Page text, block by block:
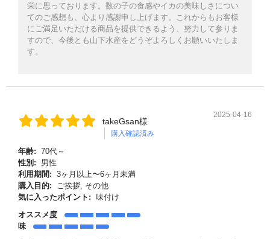
栄に思っております。数の子の食感やイカの美味しさについ
てのご感想も、心より感謝申し上げます。これからもお客様
にご満足いただける商品を提供できるよう、努力して参りま
すので、今後とも山下水産をどうぞよろしくお願いいたしま
す。
takeGsan様
購入確認済み
2025-04-16
年齢: 70代～
性別:
男性
利用期間: 3ヶ月以上〜6ヶ月未満
購入目的:
ご挨拶, その他
気に入ったポイント: 味付け
オススメ度
味